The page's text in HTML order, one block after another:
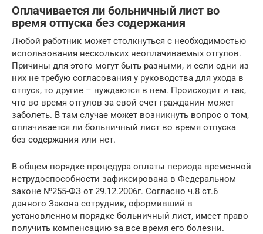
Оплачивается ли больничный лист во
время отпуска без содержания
Любой работник может столкнуться с необходимостью
использования нескольких неоплачиваемых отгулов.
Причины для этого могут быть разными, и если одни из
них не требую согласования у руководства для ухода в
отпуск, то другие – нуждаются в нем. Происходит и так,
что во время отгулов за свой счет гражданин может
заболеть. В там случае может возникнуть вопрос о том,
оплачивается ли больничный лист во время отпуска
без содержания или нет.
В общем порядке процедура оплаты периода временной
нетрудоспособности зафиксирована в Федеральном
законе №255-ФЗ от 29.12.2006г. Согласно ч.8 ст.6
данного Закона сотрудник, оформивший в
установленном порядке больничный лист, имеет право
получить компенсацию за все время его болезни.